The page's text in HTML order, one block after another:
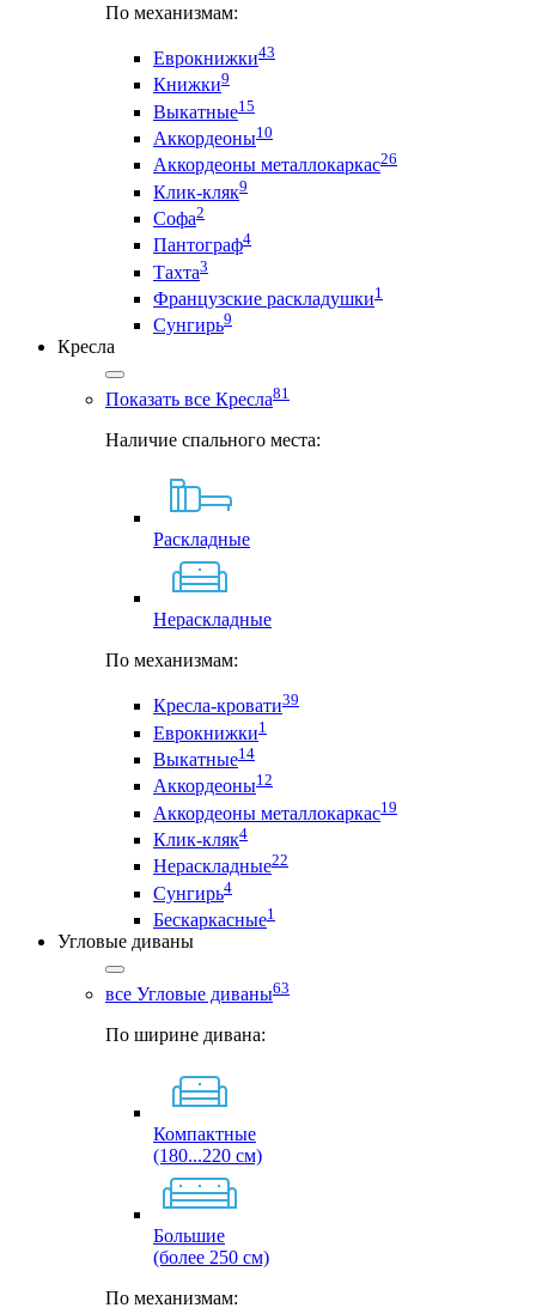
По механизмам:
Еврокнижки43
Книжки9
Выкатные15
Аккордеоны10
Аккордеоны металлокаркас26
Клик-кляк9
Софа2
Пантограф4
Тахта3
Французские раскладушки1
Сунгирь9
Кресла
Показать все Кресла81
Наличие спального места:
Раскладные
Нераскладные
По механизмам:
Кресла-кровати39
Еврокнижки1
Выкатные14
Аккордеоны12
Аккордеоны металлокаркас19
Клик-кляк4
Нераскладные22
Сунгирь4
Бескаркасные1
Угловые диваны
все Угловые диваны63
По ширине дивана:
Компактные
(180...220 см)
Большие
(более 250 см)
По механизмам: